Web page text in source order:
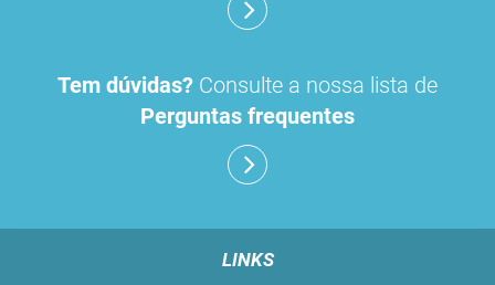
Tem dúvidas? Consulte a nossa lista de
Perguntas frequentes
LINKS